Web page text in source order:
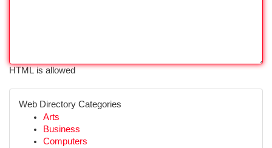
HTML is allowed
Web Directory Categories
Arts
Business
Computers